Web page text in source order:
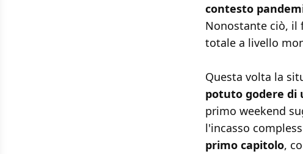
contesto
Nonostante ciò, il
totale a livello
Questa volta la
potuto godere di
primo weekend
l'incasso
primo capitolo,